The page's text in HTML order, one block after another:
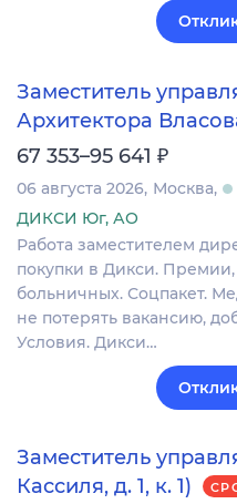
Заместитель
Архитектора
67 353–95 641 ₽
06 августа 2026 Москва
ДИКСИ Юг, АО
Работа заместителем
покупки в Дикси. Премии,
больничных. Соцпакет.
не потерять вакансию,
Условия. Дикси…
Заместитель
Кассиля, д. 1, к. 1)